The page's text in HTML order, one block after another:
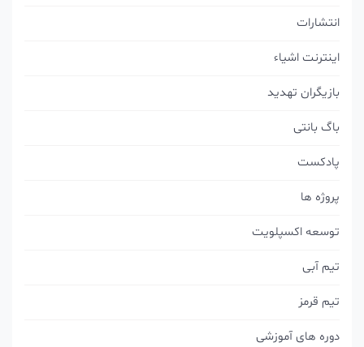
انتشارات
اینترنت اشیاء
بازیگران تهدید
باگ بانتی
پادکست
پروژه ها
توسعه اکسپلویت
تیم آبی
تیم قرمز
دوره های آموزشی